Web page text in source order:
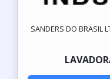
SANDERS DO BRASIL